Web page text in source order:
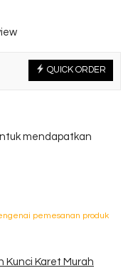
QUICK ORDER
mendapatkan
pemesanan produk
Kunci Karet Murah